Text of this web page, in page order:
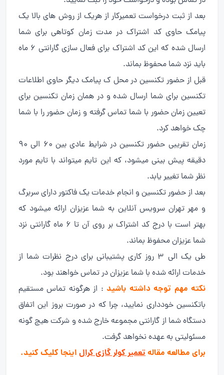
بعد از ثبت درخواست تعمیرکار از هریک از روش های بالا یک
پیامک حاوی کد اشتراک در مدت زمان کوتاهی برای شما
ارسال شده که این کد اشتراک برای فعال سازی گارانتی ۶ ماه
باید نزد شما محفوظ بماند.
قبل از حضور تکنسین در محل ک پیامک دیگر حاوی اطلاعات
تکنسین برای شما ارسال شده و در همان زمان تکنسین برای
تعیین زمان حضور با شما تماس گرفته و زمان حضور را با شما
چک خواهد کرد.
زمان تقریبی حضور تکنسین در شرایط عادی بین ۶۰ الی ۹۰
دقیقه پیش بینی میشود، که این تایم میتواند با تایم مورد
نظر شما تغییر یابد.
بعد از حضور تکنسین و انجام خدمات یک فاکتور دارای سربرگ
و مهر تهران سرویس آنلاین به شما عزیزان ارائه میشود که
بهتر است با درج کد اشتراک بر روی آن تا ۶ ماه گارانتی نزد
شما عزیزان محفوظ بماند.
طی یک الی ۳ روز کاری پشتیبانی برای درج نظرات شما از
خدمات ارائه شده با شما عزیزان در تماس خواهند بود.
نکته مهم توجه داشته باشید : از هرگونه تماس مستقیم
باتکنسین خودداری نمایید، چرا که در صورت بروز این اتفاق
دستگاه شما از گارانتی مجموعه خارج شده و شرکت هیچ گونه
مسئولیتی به عهده نخواهد گرفت.
برای مطالعه مقالهتعمیر کولر گازی کرال اینجا کلیک کنید.